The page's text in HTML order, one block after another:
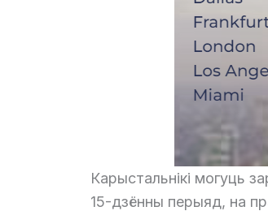
Карыстальнікі могуць
15-дзённы перыяд, на